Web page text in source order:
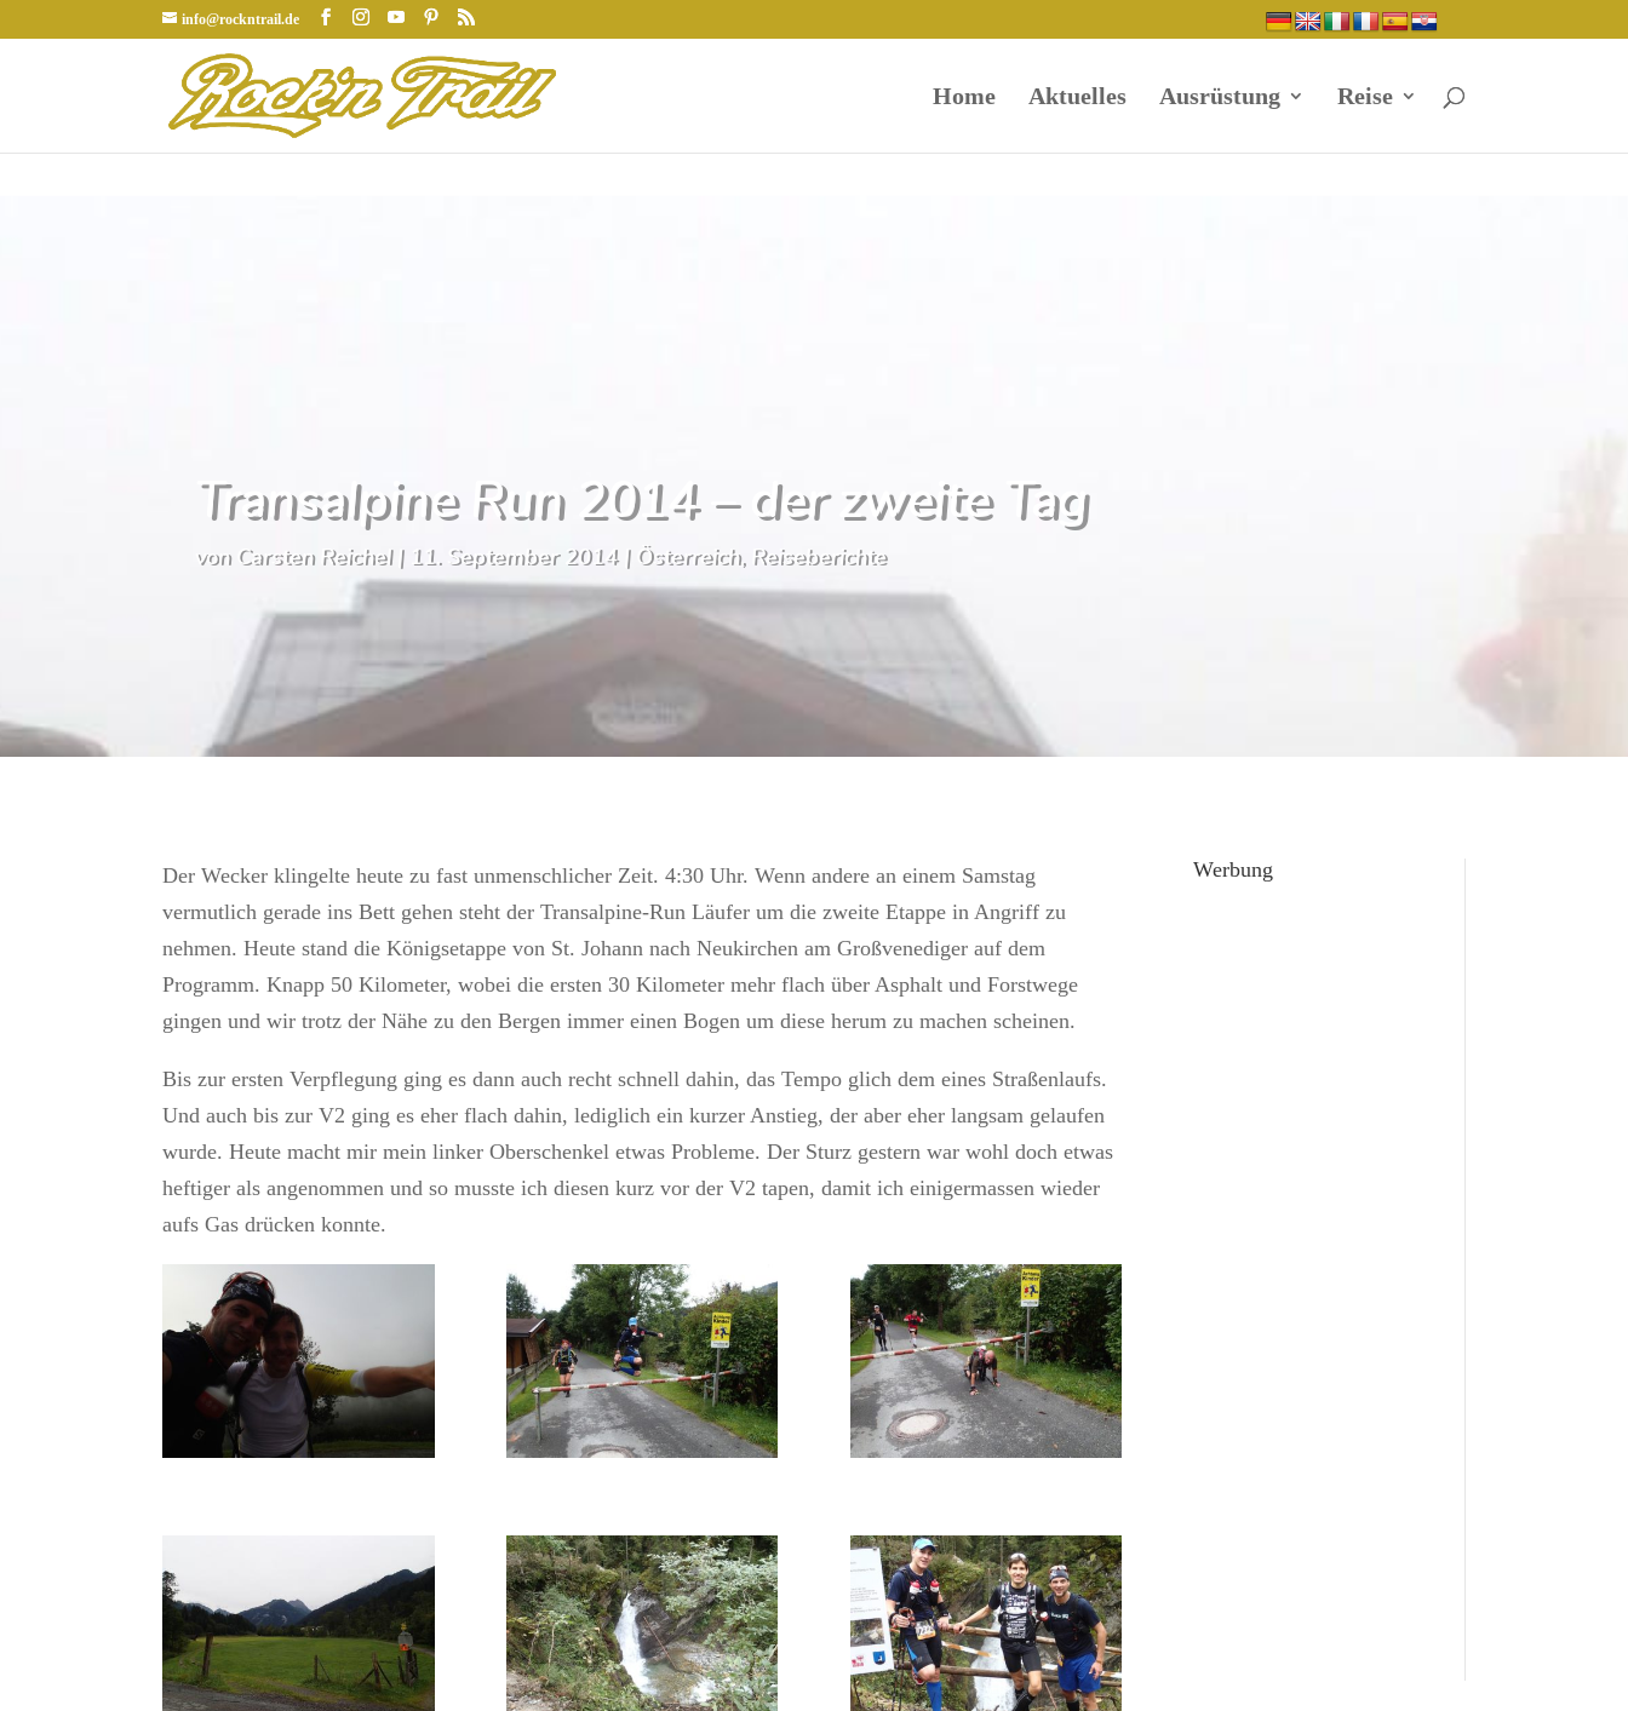
info@rockntrail.de
Home Aktuelles Ausrüstung Reise
Transalpine Run 2014 – der zweite Tag
von Carsten Reichel| 11. September 2014| Österreich, Reiseberichte
Der Wecker klingelte heute zu fast unmenschlicher Zeit. 4:30 Uhr. Wenn andere an einem Samstag
vermutlich gerade ins Bett gehen steht der Transalpine-Run Läufer um die zweite Etappe in Angriff zu
nehmen. Heute stand die Königsetappe von St. Johann nach Neukirchen am Großvenediger auf dem
Programm. Knapp 50 Kilometer, wobei die ersten 30 Kilometer mehr flach über Asphalt und Forstwege
gingen und wir trotz der Nähe zu den Bergen immer einen Bogen um diese herum zu machen scheinen.
Bis zur ersten Verpflegung ging es dann auch recht schnell dahin, das Tempo glich dem eines Straßenlaufs.
Und auch bis zur V2 ging es eher flach dahin, lediglich ein kurzer Anstieg, der aber eher langsam gelaufen
wurde. Heute macht mir mein linker Oberschenkel etwas Probleme. Der Sturz gestern war wohl doch etwas
heftiger als angenommen und so musste ich diesen kurz vor der V2 tapen, damit ich einigermassen wieder
aufs Gas drücken konnte.
Werbung